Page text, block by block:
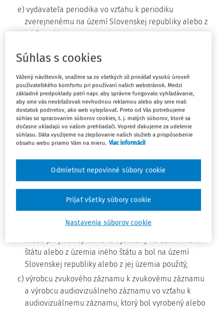
e) vydavateľa periodika vo vzťahu k periodiku
zverejnenému na území Slovenskej republiky alebo z
jej územia,
databáze, ktorá bola zverejnená alebo zhotovená na
území Slovenskej republiky alebo z jej územia.
(2) Ak je zaručená vzájomnosť na základe medzinárodných
zmlúv alebo dohôd, ktorými je Slovenská republika
viazaná, ustanovenia tohto zákona sa vzťahujú aj na
a) autora a na osobu, ktorá po uplynutí trvania
majetkových práv zverejní predtým nezverejnené
území iného štátu, ako je Slovenská republika (ďalej
len "iný štát"), alebo z územia iného štátu a bolo na
území Slovenskej republiky alebo z jej územia
ktorý bol podaný, prvýkrát oprávnene zaznamenaný
alebo prvýkrát oprávnene vysielaný na území iného
štátu alebo z územia iného štátu a bol na území
Slovenskej republiky alebo z jej územia použitý,
c) výrobcu zvukového záznamu k zvukovému záznamu
a výrobcu audiovizuálneho záznamu vo vzťahu k
audiovizuálnemu záznamu, ktorý bol vyrobený alebo
Súhlas s cookies
Vážený návštevník, snažíme sa zo všetkých síl prinášať vysokú úroveň
používateľského komfortu pri používaní našich webstránok. Medzi
základné predpoklady patrí napr. aby správne fungovalo vyhľadávanie,
aby sme vás neobťažovali nevhodnou reklamou alebo aby sme mali
dostatok podnetov, ako web vylepšovať. Preto od Vás potrebujeme
súhlas so spracovaním súborov cookies, t. j. malých súborov, ktoré sa
dočasne ukladajú vo vašom prehliadači. Vopred ďakujeme za udelenie
súhlasu. Dáta využijeme na zlepšovanie našich služieb a prispôsobenie
obsahu webu priamo Vám na mieru. Viac informácií
Nastavenia súborov cookie
Odmietnut nepovinné súbory cookie
Prijať všetky súbory cookie